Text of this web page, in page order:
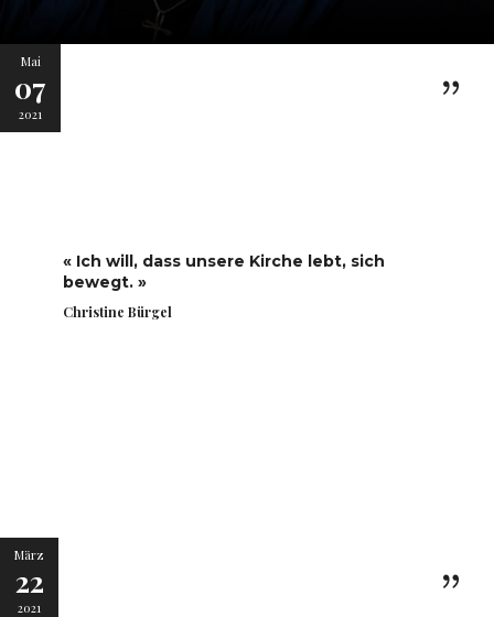
Mai
07
2021
« Ich will, dass unsere Kirche lebt, sich
bewegt. »
Christine Bürgel
März
22
2021